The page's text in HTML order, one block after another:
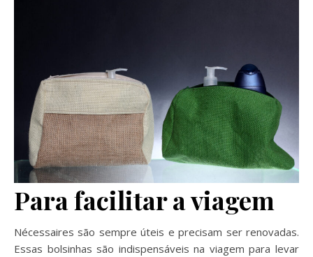
Para facilitar a viagem
Nécessaires são sempre úteis e precisam ser renovadas.
Essas bolsinhas são indispensáveis na viagem para levar